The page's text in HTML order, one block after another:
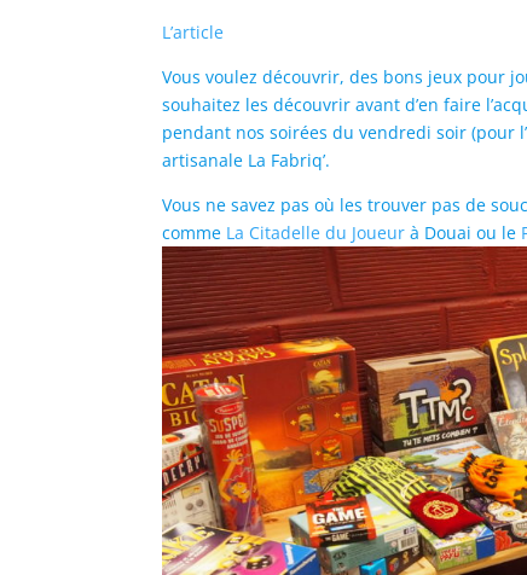
L’article
Vous voulez découvrir, des bons jeux pour
souhaitez les découvrir avant d’en faire
pendant nos soirées du vendredi soir (pour
artisanale La Fabriq’.
Vous ne savez pas où les trouver pas de
comme La Citadelle du Joueur à Douai ou le